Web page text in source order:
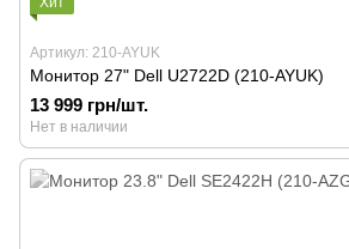
Артикул: 210-AYUK
Монитор 27" Dell U2722D (210-AYUK)
13 999 грн/шт.
Нет в наличии